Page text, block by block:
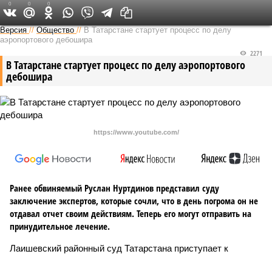
Версия в Татарстане
Версия //Общество //В Татарстане стартует процесс по делу
аэропортового дебошира
В Татарстане стартует процесс по делу аэропортового
дебошира
2271
https://www.youtube.com/
Ранее обвиняемый Руслан Нуртдинов представил суду
заключение экспертов, которые сочли, что в день погрома он не
отдавал отчет своим действиям. Теперь его могут отправить на
принудительное лечение.
Лаишевский районный суд Татарстана приступает к
0 0 0